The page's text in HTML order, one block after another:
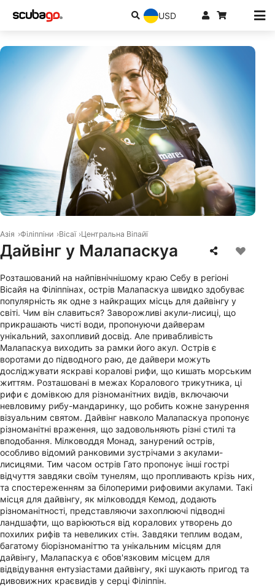
USD
Азія Філіппіни Вісаї Центральна Віпайї
Дайвінг у Малапаскуа
Розташований на найпівнічнішому краю Себу в регіоні
Вісайя на Філіппінах, острів Малапаскуа швидко здобуває
популярність як одне з найкращих місць для дайвінгу у
світі. Чим він славиться? Заворожливі акули-лисиці, що
прикрашають чисті води, пропонуючи дайверам
унікальний, захопливий досвід. Але привабливість
Малапаскуа виходить за рамки його акул. Острів є
воротами до підводного раю, де дайвери можуть
досліджувати яскраві коралові рифи, що кишать морським
життям. Розташовані в межах Коралового трикутника, ці
рифи є домівкою для різноманітних видів, включаючи
невловиму рибу-мандаринку, що робить кожне занурення
візуальним святом. Дайвінг навколо Малапаскуа пропонує
різноманітні враження, що задовольняють різні стилі та
вподобання. Мілководдя Монад, занурений острів,
особливо відомий ранковими зустрічами з акулами-
лисицями. Тим часом острів Гато пропонує інші гострі
відчуття завдяки своїм тунелям, що пропливають крізь них,
та спостереженням за білоперими рифовими акулами. Такі
місця для дайвінгу, як мілководдя Кемод, додають
різноманітності, представляючи захоплюючі підводні
ландшафти, що варіюються від коралових утворень до
похилих рифів та невеликих стін. Завдяки теплим водам,
багатому біорізноманіттю та унікальним місцям для
дайвінгу, Малапаскуа є обов'язковим місцем для
відвідування ентузіастами дайвінгу, які шукають пригод та
дивовижних краєвидів у серці Філіппін.